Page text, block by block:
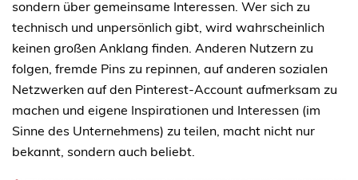
sondern über gemeinsame Interessen. Wer sich zu
technisch und unpersönlich gibt, wird wahrscheinlich
keinen großen Anklang finden. Anderen Nutzern zu
folgen, fremde Pins zu repinnen, auf anderen sozialen
Netzwerken auf den Pinterest-Account aufmerksam zu
machen und eigene Inspirationen und Interessen (im
Sinne des Unternehmens) zu teilen, macht nicht nur
bekannt, sondern auch beliebt.